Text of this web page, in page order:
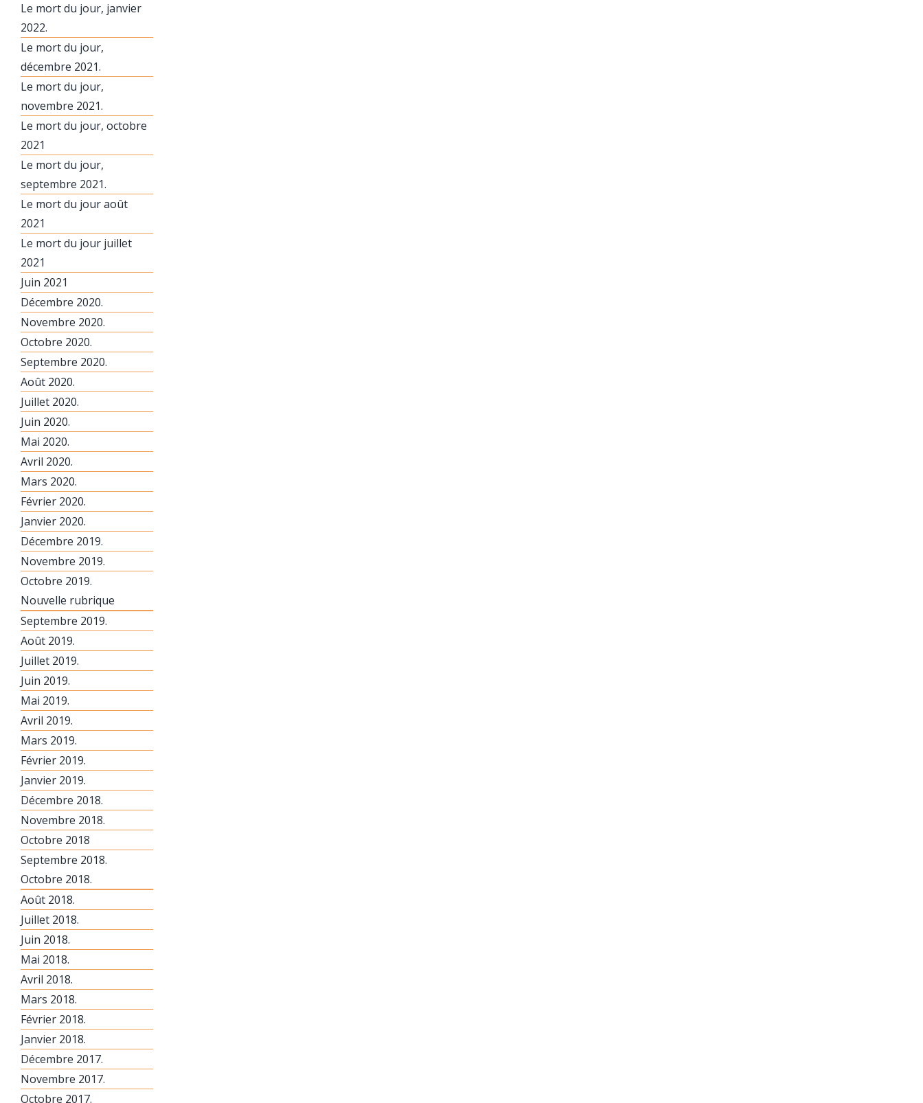
Le mort du jour, janvier
2022.
Le mort du jour,
décembre 2021.
Le mort du jour,
novembre 2021.
Le mort du jour, octobre
2021
Le mort du jour,
septembre 2021.
Le mort du jour août
2021
Le mort du jour juillet
2021
Juin 2021
Décembre 2020.
Novembre 2020.
Octobre 2020.
Septembre 2020.
Août 2020.
Juillet 2020.
Juin 2020.
Mai 2020.
Avril 2020.
Mars 2020.
Février 2020.
Janvier 2020.
Décembre 2019.
Novembre 2019.
Octobre 2019.
Nouvelle rubrique
Septembre 2019.
Août 2019.
Juillet 2019.
Juin 2019.
Mai 2019.
Avril 2019.
Mars 2019.
Février 2019.
Janvier 2019.
Décembre 2018.
Novembre 2018.
Octobre 2018
Septembre 2018.
Octobre 2018.
Août 2018.
Juillet 2018.
Juin 2018.
Mai 2018.
Avril 2018.
Mars 2018.
Février 2018.
Janvier 2018.
Décembre 2017.
Novembre 2017.
Octobre 2017.